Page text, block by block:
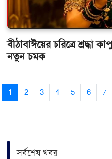
বীঠাবাঈয়ের চরিত্রে শ্রদ্ধা
নতুন চমক
1 2 3 4 5 6 7
সর্বশেষ খবর